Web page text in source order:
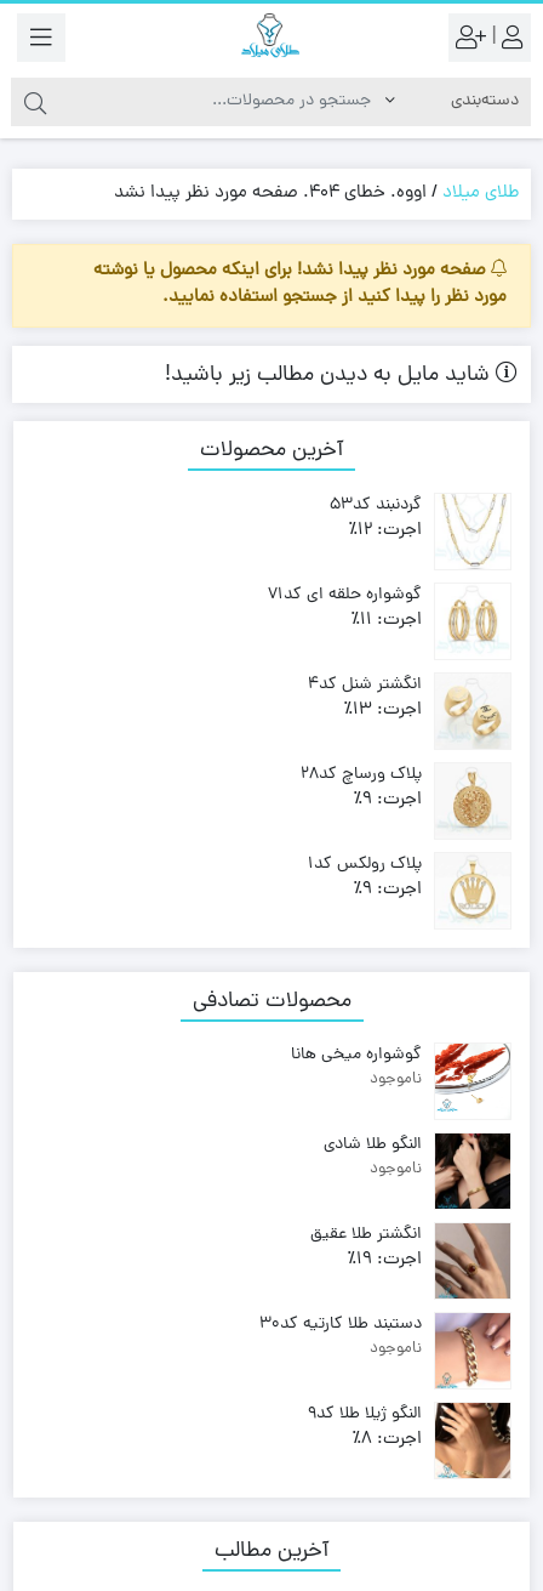
|
طلای میلاد / اووه. خطای 404. صفحه مورد نظر پیدا نشد
صفحه مورد نظر پیدا نشد! برای اینکه محصول یا نوشته
مورد نظر را پیدا کنید از جستجو استفاده نمایید.
شاید مایل به دیدن مطالب زیر باشید!
آخرین محصولات
گردنبند کد53
اجرت: 12٪
158,600,000 تومان –
158,160,000 گوشواره حلقه ای کد71
اجرت: 11٪
53,420,000 تومانانگشتر شنل کد4
اجرت: 13٪
68,260,000 تومان – پلاک ورساچ کد28
اجرت: 9٪
74,260,000 تومان
پلاک رولکس کد1
اجرت: 9٪
محصولات تصادفی
گوشواره میخی هانا
ناموجود
النگو طلا شادی
ناموجود
انگشتر طلا عقیق
اجرت: 19٪
110,140,000تومان
دستبند طلا کارتیه کد30
ناموجود
النگو ژیلا طلا کد9
اجرت: 8٪
آخرین مطالب